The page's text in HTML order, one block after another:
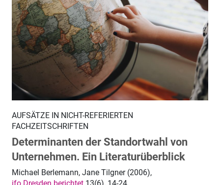
AUFSÄTZE IN NICHT-REFERIERTEN
FACHZEITSCHRIFTEN
Determinanten der Standortwahl von
Unternehmen. Ein Literaturüberblick
Michael Berlemann, Jane Tilgner (2006),
ifo Dresden berichtet 13(6), 14-24.